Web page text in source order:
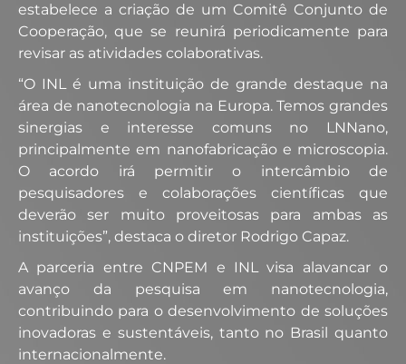
estabelece a criação de um Comitê Conjunto de
Cooperação, que se reunirá periodicamente para
revisar as atividades colaborativas.
“O INL é uma instituição de grande destaque na
área de nanotecnologia na Europa. Temos grandes
sinergias e interesse comuns no LNNano,
principalmente em nanofabricação e microscopia.
O acordo irá permitir o intercâmbio de
pesquisadores e colaborações científicas que
deverão ser muito proveitosas para ambas as
instituições”, destaca o diretor Rodrigo Capaz.
A parceria entre CNPEM e INL visa alavancar o
avanço da pesquisa em nanotecnologia,
contribuindo para o desenvolvimento de soluções
inovadoras e sustentáveis, tanto no Brasil quanto
internacionalmente.